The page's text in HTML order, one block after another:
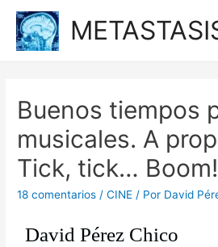
Buenos tiempos
musicales. A
Tick, tick… Boom!
18 comentarios /CINE / Por David
David Pérez Chico